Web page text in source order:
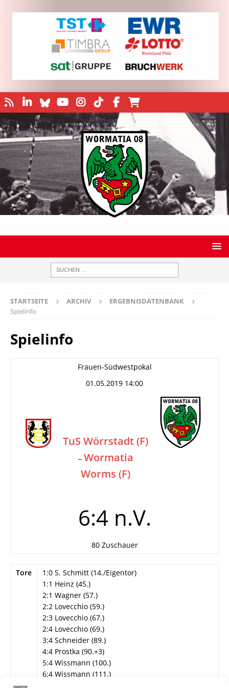
STARTSEITE ARCHIV
ERGEBNISDATENBANK
Spielinfo
Spielinfo
Frauen-Südwestpokal
01.05.2019 14:00
TuS Wörrstadt (F)
– Wormatia
Worms (F)
6:4 n.V.
80 Zuschauer
Tore
1:0 S. Schmitt (14./Eigentor)
1:1 Heinz (45.)
2:1 Wagner (57.)
2:2 Lovecchio (59.)
2:3 Lovecchio (67.)
2:4 Lovecchio (69.)
3:4 Schneider (89.)
4:4 Prostka (90.+3)
5:4 Wissmann (100.)
6:4 Wissmann (111.)